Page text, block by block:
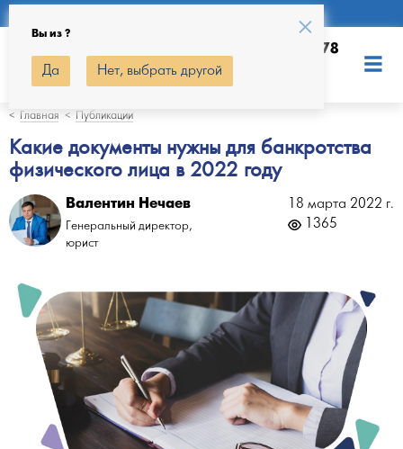
Вы из ? ×
Да Нет, выбрать другой
+7 (499) 390-37-78
Главная Публикации
Какие документы нужны для банкротства
физического лица в 2022 году
Валентин Нечаев
Генеральный директор,
юрист
18 марта 2022 г.
1365